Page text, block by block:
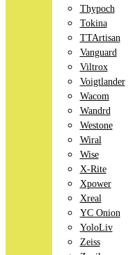
Thypoch
Tokina
TTArtisan
Vanguard
Viltrox
Voigtlander
Wacom
Wandrd
Westone
Wiral
Wise
X-Rite
Xpower
Xreal
YC Onion
YoloLiv
Zeiss